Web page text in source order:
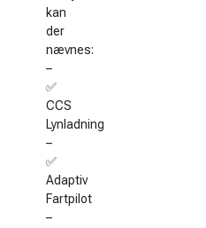
kan
der
nævnes:
–
✅
CCS
Lynladning
–
✅
Adaptiv
Fartpilot
–